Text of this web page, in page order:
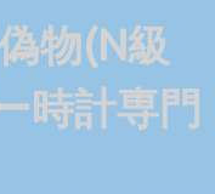
物(N級
時計専門